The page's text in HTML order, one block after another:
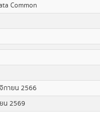
Common
กายน 2566
น 2569